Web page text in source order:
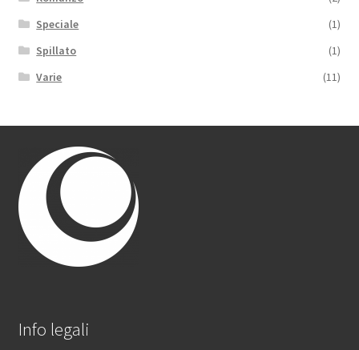
Speciale
(1)
Spillato
(1)
Varie
(11)
Info legali